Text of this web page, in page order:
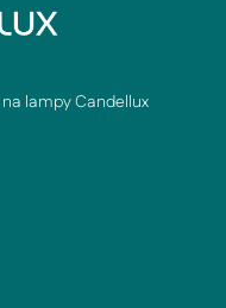
lampy Candellux